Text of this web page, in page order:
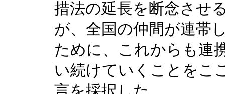
措法の延長を断念させ
が、全国の仲間が連帯
ために、これからも連
い続けていくことをこ